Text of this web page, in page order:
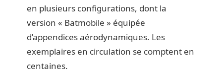
en plusieurs configurations, dont la
version « Batmobile » équipée
d’appendices aérodynamiques. Les
exemplaires en circulation se comptent en
centaines.